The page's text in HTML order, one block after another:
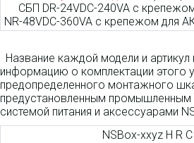
СБП DR-24VDC-240VA с
NR-48VDC-360VA с крепежом для
Название каждой модели и
информацию о комплектации этого
предопределенного монтажного
предустановленным
системой питания и аксессуарами
NSBox-xxyz H R